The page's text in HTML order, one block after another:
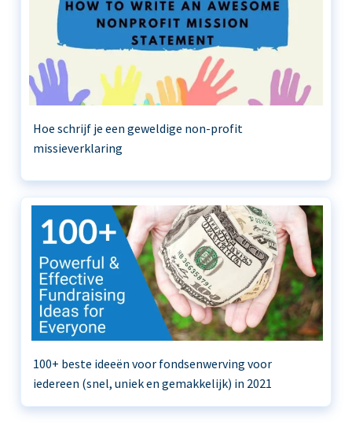
Hoe schrijf je een geweldige non-profit
missieverklaring
100+ beste ideeën voor fondsenwerving voor
iedereen (snel, uniek en gemakkelijk) in 2021